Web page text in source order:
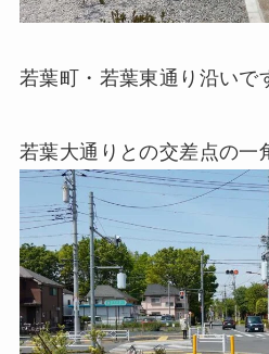
若葉町・若葉東通り沿いで
若葉大通りとの交差点の一